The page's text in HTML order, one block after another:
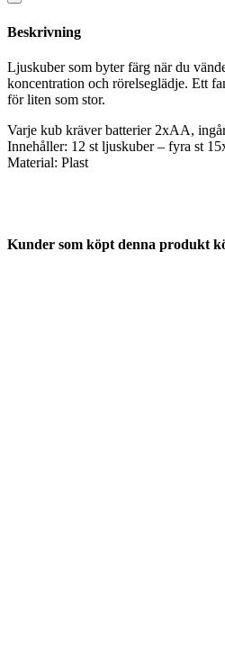
Beskrivning
Ljuskuber som byter färg när du
koncentration och rörelseglädje. Ett
för liten som stor.
Varje kub kräver batterier 2xAA,
Innehåller: 12 st ljuskuber – fyra st
Material: Plast
Kunder som köpt denna produkt